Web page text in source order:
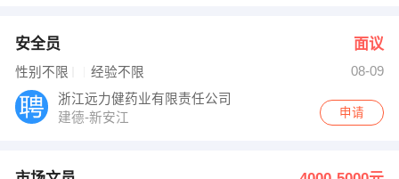
安全员 面议
性别不限 经验不限
08-09
浙江远力健药业有限责任公司
建德-新安江
申请